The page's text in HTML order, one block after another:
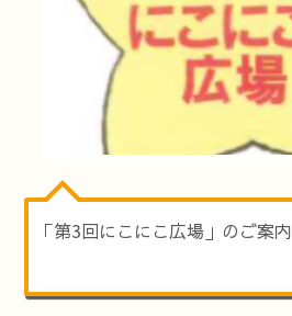
「第3回にこにこ広場」のご案内